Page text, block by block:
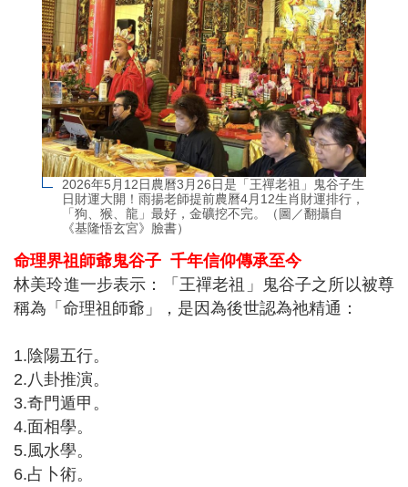
2026年5月12日農曆3月26日是「王禪老祖」鬼谷子生
日財運大開！雨揚老師提前農曆4月12生肖財運排行，
「狗、猴、龍」最好，金礦挖不完。（圖／翻攝自
《基隆悟玄宮》臉書）
命理界祖師爺鬼谷子 千年信仰傳承至今
林美玲進一步表示：「王禪老祖」鬼谷子之所以被尊
稱為「命理祖師爺」，是因為後世認為祂精通：
1.陰陽五行。
2.八卦推演。
3.奇門遁甲。
4.面相學。
5.風水學。
6.占卜術。